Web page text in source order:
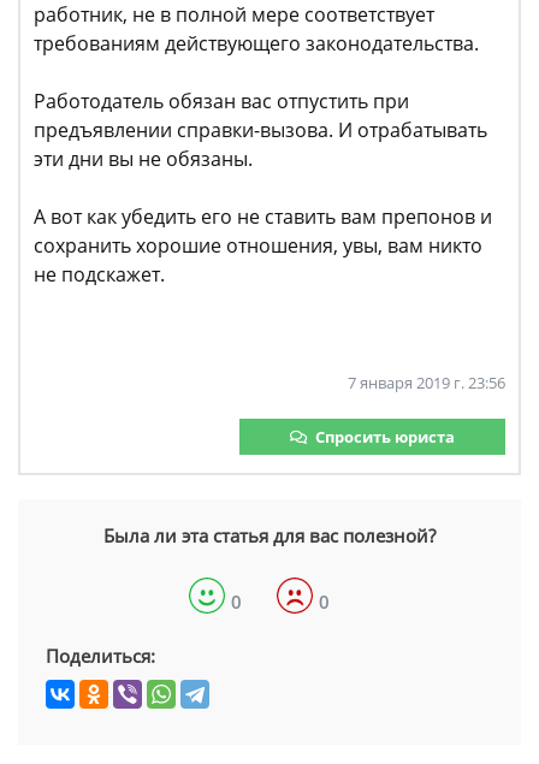
работник, не в полной мере соответствует
требованиям действующего законодательства.
Работодатель обязан вас отпустить при
предъявлении справки-вызова. И отрабатывать
эти дни вы не обязаны.
А вот как убедить его не ставить вам препонов и
сохранить хорошие отношения, увы, вам никто
не подскажет.
7 января 2019 г. 23:56
Спросить юриста
Была ли эта статья для вас полезной?
0 0
Поделиться: